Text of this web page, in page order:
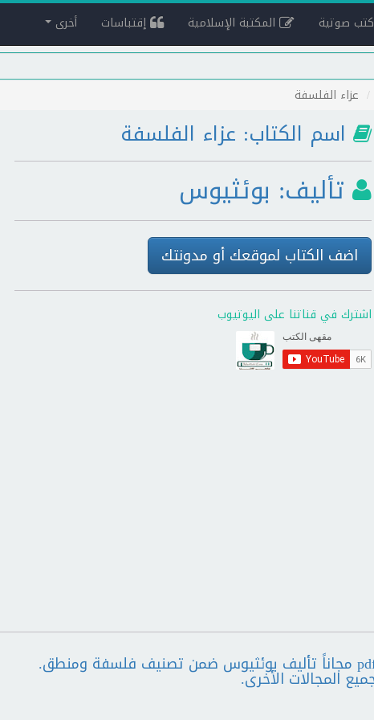
كتب صوتية المكتبة الإسلامية إقتباسات أخرى
عزاء الفلسفة
اسم الكتاب: عزاء الفلسفة
تأليف: بوئثيوس
اضف الكتاب لموقعك أو مدونتك
اشترك في قناتنا على اليوتيوب
تحميل وقراءة كتاب عزاء الفلسفة pdf مجاناً تأليف بوئثيوس ضمن تصنيف فلسفة ومنطق.